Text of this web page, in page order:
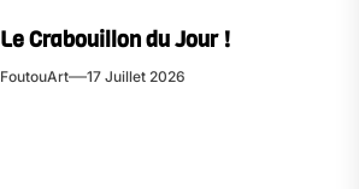
Le Crabouillon du Jour !
FoutouArt 17 Juillet 2026